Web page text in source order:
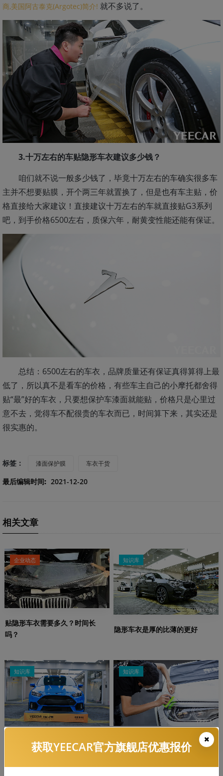
商,美国阿古泰克(Argotec)简介! 就不多说了。
3.十万左右的车贴隐形车衣建议多少钱？
咱们就不说一般多少钱了，毕竟十万左右的车确实很多车
主并不想要贴膜，开个两三年就置换了，但是也有车主贴，价
格直接给大家建议！直接建议十万左右的车就直接贴G3系列
吧，到手价格6500左右，质保六年，耐黄变性能还能有保证。
总结：6500左右的车衣，品牌质量还有保证真得算得上最
低了，所以真不是看车的价格，有些车主自己的小摩托都舍得
贴“最”好的车衣，只要想保护车漆面就能贴，价格只是心里过
意不去，觉得车不配很贵的车衣而已，时间算下来，其实还是
很实惠的。
标签： 漆面保护膜 车衣干货
最后编辑时间: 2021-12-20
相关文章
企业动态
贴隐形车衣需要多久？时间长
吗？
知识库
隐形车衣是厚的比薄的更好
知识库
隐形车衣常见的材质有哪些，哪
知识库
YEECAR：隐形车衣多久发黄，有
什么解决办法
获取YEECAR官方旗舰店优惠报价